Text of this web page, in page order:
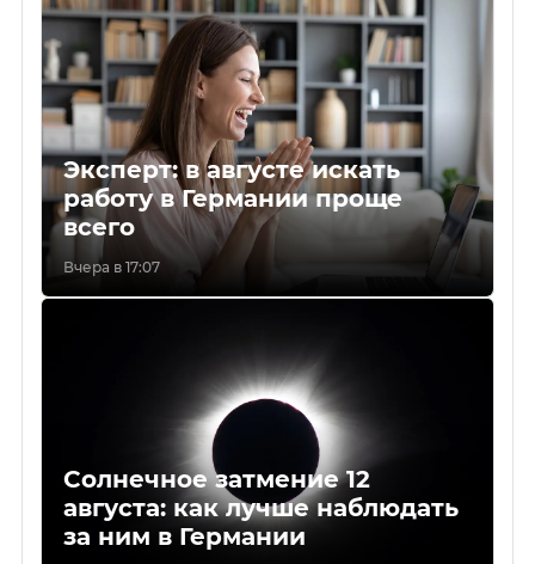
Эксперт: в августе искать
работу в Германии проще
всего
Вчера в 17:07
Солнечное затмение 12
августа: как лучше наблюдать
за ним в Германии